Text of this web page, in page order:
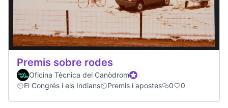
Premis sobre rodes
Oficina Tècnica del CanòdromOfficial participant
El Congrés i els Indians
Premis i apostes 0 0